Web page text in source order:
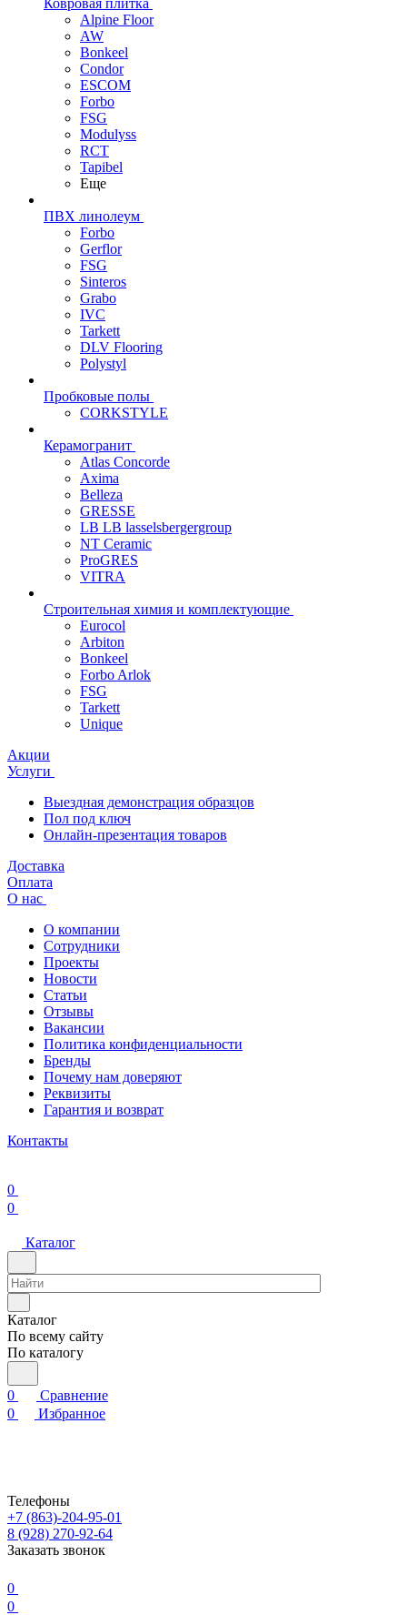
Ковровая плитка
Alpine Floor
AW
Bonkeel
Condor
ESCOM
Forbo
FSG
Modulyss
RCT
Tapibel
Еще
ПВХ линолеум
Forbo
Gerflor
FSG
Sinteros
Grabo
IVC
Tarkett
DLV Flooring
Polystyl
Пробковые полы
CORKSTYLE
Керамогранит
Atlas Concorde
Axima
Belleza
GRESSE
LB LB lasselsbergergroup
NT Ceramic
ProGRES
VITRA
Строительная химия и комплектующие
Eurocol
Arbiton
Bonkeel
Forbo Arlok
FSG
Tarkett
Unique
Акции
Услуги
Выездная демонстрация образцов
Пол под ключ
Онлайн-презентация товаров
Доставка
Оплата
О нас
О компании
Сотрудники
Проекты
Новости
Статьи
Отзывы
Вакансии
Политика конфиденциальности
Бренды
Почему нам доверяют
Реквизиты
Гарантия и возврат
Контакты
0
0
Каталог
Каталог
По всему сайту
По каталогу
0
Сравнение
0
Избранное
Телефоны
+7 (863)-204-95-01
8 (928) 270-92-64
Заказать звонок
0
0